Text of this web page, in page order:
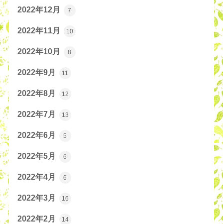
2022年12月 7
2022年11月 10
2022年10月 8
2022年9月 11
2022年8月 12
2022年7月 13
2022年6月 5
2022年5月 6
2022年4月 6
2022年3月 16
2022年2月 14